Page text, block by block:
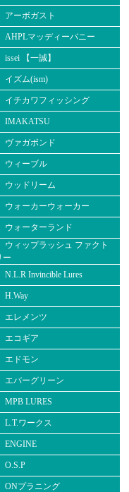
アーボガスト
AHPLマッディーバニー
issei 【一誠】
イズム(ism)
イチカワフィッシング
IMAKATSU
ヴァガボンド
ウィーブル
ウッドリーム
ウォーカーウォーカー
ウォーターランド
ウィップラッシュ ファクト
ー
N.L.R Invincible Lures
H.Way
エレメンツ
エコギア
エドモン
エバーグリーン
MPB LURES
L.T.ワークス
ENGINE
O.S.P
ONプラニング